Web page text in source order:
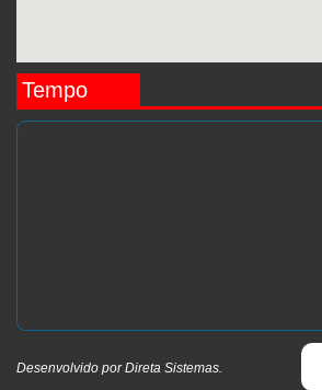
Tempo
Desenvolvido porDireta Sistemas.